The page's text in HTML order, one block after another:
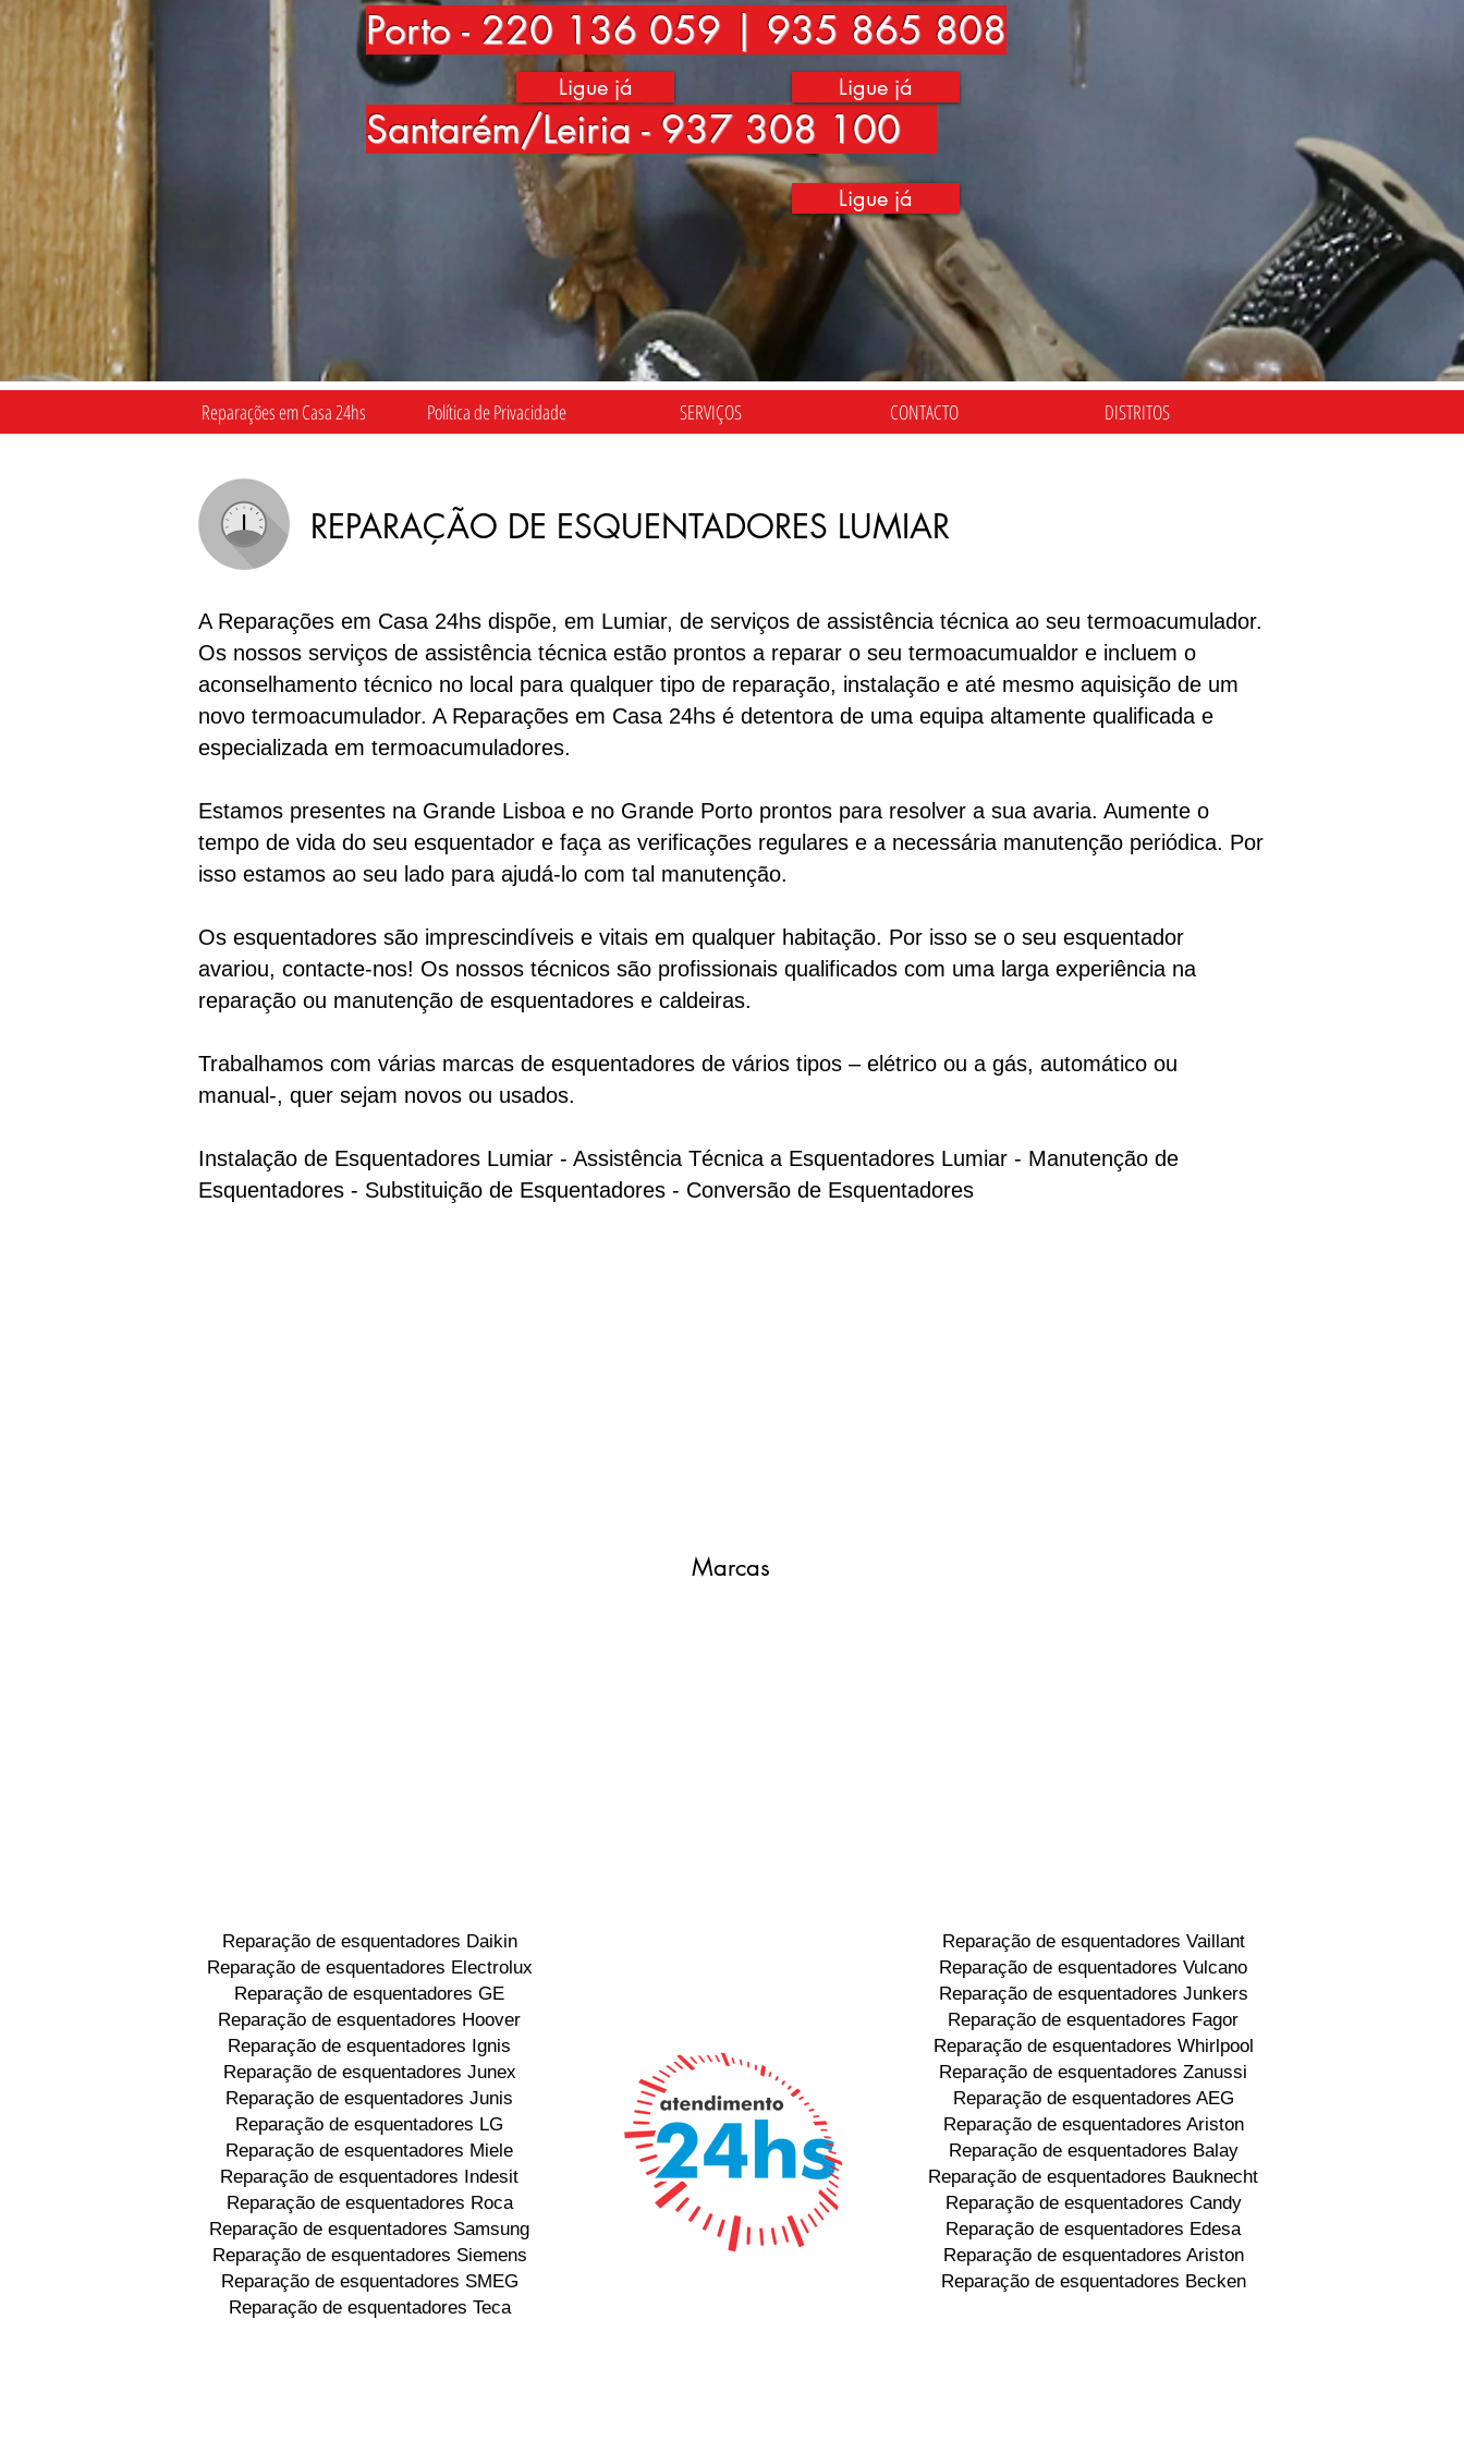
Porto - 220 136 059 | 935 865 808
Santarém/Leiria - 937 308 100
Ligue já Ligue já
Ligue já
Reparações em Casa 24hs Política de Privacidade SERVIÇOS CONTACTO DISTRITOS
REPARAÇÃO DE ESQUENTADORES LUMIAR
A Reparações em Casa 24hs dispõe, em Lumiar, de serviços de assistência técnica ao seu termoacumulador.
Os nossos serviços de assistência técnica estão prontos a reparar o seu termoacumualdor e incluem o
aconselhamento técnico no local para qualquer tipo de reparação, instalação e até mesmo aquisição de um
novo termoacumulador. A Reparações em Casa 24hs é detentora de uma equipa altamente qualificada e
especializada em termoacumuladores.
Estamos presentes na Grande Lisboa e no Grande Porto prontos para resolver a sua avaria. Aumente o
tempo de vida do seu esquentador e faça as verificações regulares e a necessária manutenção periódica. Por
isso estamos ao seu lado para ajudá-lo com tal manutenção.
Os esquentadores são imprescindíveis e vitais em qualquer habitação. Por isso se o seu esquentador
avariou, contacte-nos! Os nossos técnicos são profissionais qualificados com uma larga experiência na
reparação ou manutenção de esquentadores e caldeiras.
Trabalhamos com várias marcas de esquentadores de vários tipos – elétrico ou a gás, automático ou
manual-, quer sejam novos ou usados.
Instalação de Esquentadores Lumiar - Assistência Técnica a Esquentadores Lumiar - Manutenção de
Esquentadores - Substituição de Esquentadores - Conversão de Esquentadores
Marcas
Reparação de esquentadores Daikin
Reparação de esquentadores Electrolux
Reparação de esquentadores GE
Reparação de esquentadores Hoover
Reparação de esquentadores Ignis
Reparação de esquentadores Junex
Reparação de esquentadores Junis
Reparação de esquentadores LG
Reparação de esquentadores Miele
Reparação de esquentadores Indesit
Reparação de esquentadores Roca
Reparação de esquentadores Samsung
Reparação de esquentadores Siemens
Reparação de esquentadores SMEG
Reparação de esquentadores Teca
Reparação de esquentadores Vaillant
Reparação de esquentadores Vulcano
Reparação de esquentadores Junkers
Reparação de esquentadores Fagor
Reparação de esquentadores Whirlpool
Reparação de esquentadores Zanussi
Reparação de esquentadores AEG
Reparação de esquentadores Ariston
Reparação de esquentadores Balay
Reparação de esquentadores Bauknecht
Reparação de esquentadores Candy
Reparação de esquentadores Edesa
Reparação de esquentadores Ariston
Reparação de esquentadores Becken